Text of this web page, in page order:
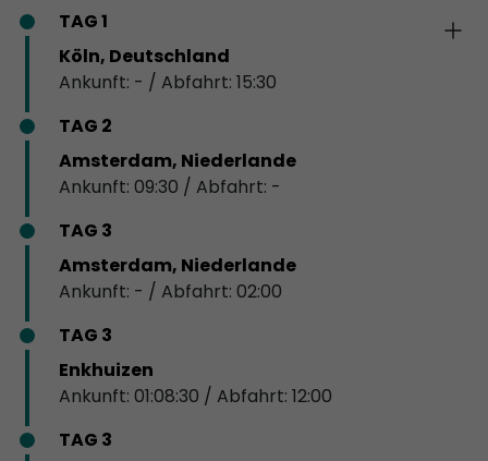
TAG 1
Köln, Deutschland
Ankunft: - / Abfahrt: 15:30
TAG 2
Amsterdam, Niederlande
Ankunft: 09:30 / Abfahrt: -
TAG 3
Amsterdam, Niederlande
Ankunft: - / Abfahrt: 02:00
TAG 3
Enkhuizen
Ankunft: 01:08:30 / Abfahrt: 12:00
TAG 3